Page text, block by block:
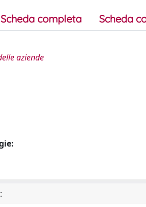
Scheda completa Scheda
aziende